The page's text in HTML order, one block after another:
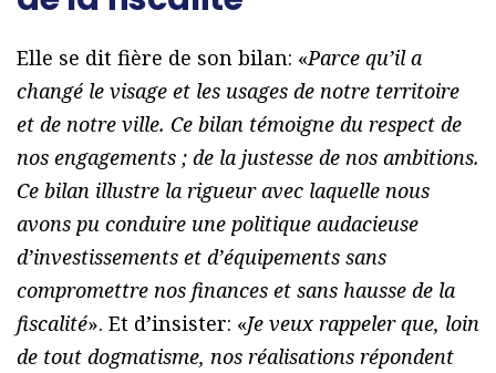
Elle se dit fière de son bilan: «Parce qu’il a
changé le visage et les usages de notre territoire
et de notre ville. Ce bilan témoigne du respect de
nos engagements ; de la justesse de nos ambitions.
Ce bilan illustre la rigueur avec laquelle nous
avons pu conduire une politique audacieuse
d’investissements et d’équipements sans
compromettre nos finances et sans hausse de la
fiscalité». Et d’insister: «Je veux rappeler que, loin
de tout dogmatisme, nos réalisations répondent